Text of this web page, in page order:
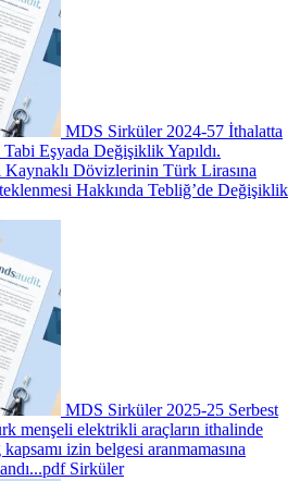
MDS Sirküler 2024-57 İthalatta
Eşyada Değişiklik Yapıldı.
Kaynaklı Dövizlerinin Türk Lirasına
Hakkında Tebliğ’de Değişiklik
MDS Sirküler 2025-25 Serbest
menşeli elektrikli araçların ithalinde
izin belgesi aranmamasına
Sirküler